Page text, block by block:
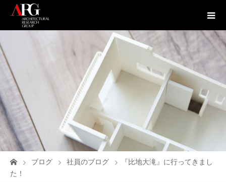
ブログ 社員のブログ
『比地大滝』に行ってきまし
た！